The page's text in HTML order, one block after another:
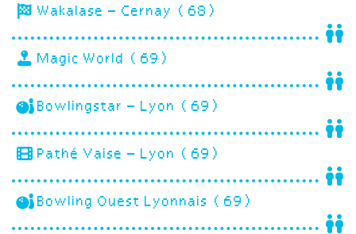
Wakalase – Cernay (68)
Magic World (69)
Bowlingstar – Lyon (69)
Pathé Vaise – Lyon (69)
Bowling Ouest Lyonnais (69)